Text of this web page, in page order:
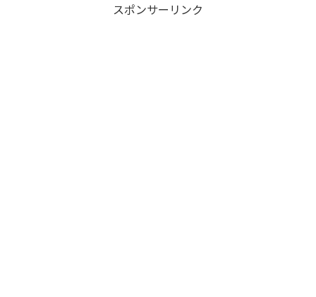
スポンサーリンク